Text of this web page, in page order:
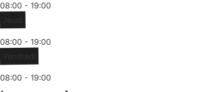
08:00 - 19:00
08:00 - 19:00
08:00 - 19:00